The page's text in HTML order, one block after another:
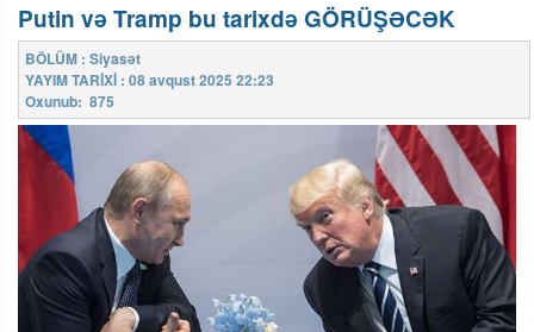
Putin və Tramp bu tarixdə GÖRÜŞƏCƏK
BÖLÜM : Siyasət
YAYIM TARİXİ : 08 avqust 2025 22:23
Oxunub: 875